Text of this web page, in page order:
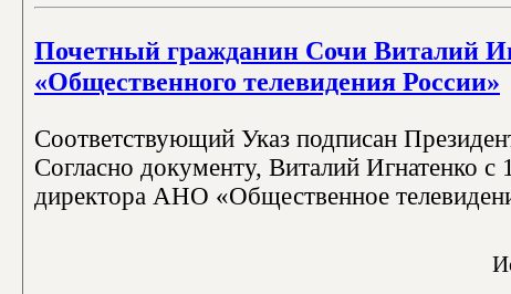
Почетный гражданин Сочи Виталий
«Общественного телевидения России»
Соответствующий Указ подписан
Согласно документу, Виталий Игнатенко с
директора АНО «Общественное